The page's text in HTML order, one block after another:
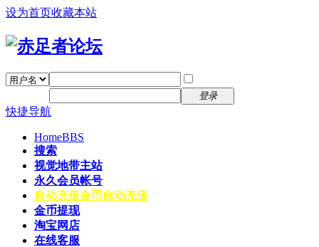
设为首页收藏本站
登录
快捷导航
HomeBBS
搜索
视觉地带主站
永久会员帐号
自动充值金币自动充值
金币提现
淘宝网店
在线客服